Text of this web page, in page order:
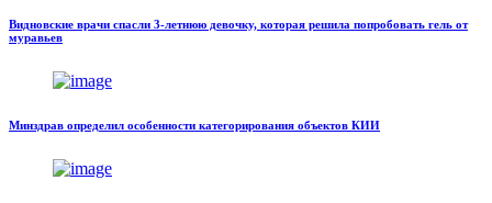
Видновские врачи спасли 3-летнюю девочку, которая решила попробовать гель от
муравьев
Минздрав определил особенности категорирования объектов КИИ